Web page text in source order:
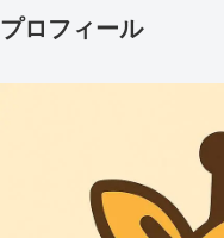
プロフィール